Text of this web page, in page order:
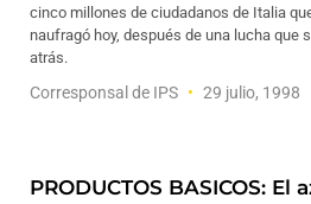
cinco millones de ciudadanos de Italia
naufragó hoy, después de una lucha que
atrás.
Corresponsal de IPS 29 julio, 1998
PRODUCTOS BASICOS: